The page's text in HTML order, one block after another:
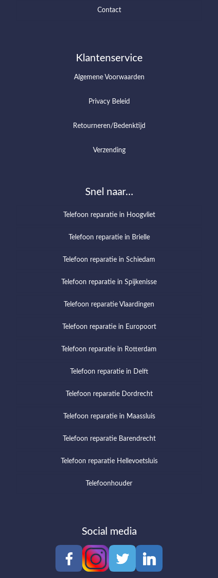
Contact
Klantenservice
Algemene Voorwaarden
Privacy Beleid
Retourneren/Bedenktijd
Verzending
Snel naar…
Telefoon reparatie in Hoogvliet
Telefoon reparatie in Brielle
Telefoon reparatie in Schiedam
Telefoon reparatie in Spijkenisse
Telefoon reparatie Vlaardingen
Telefoon reparatie in Europoort
Telefoon reparatie in Rotterdam
Telefoon reparatie in Delft
Telefoon reparatie Dordrecht
Telefoon reparatie in Maassluis
Telefoon reparatie Barendrecht
Telefoon reparatie Hellevoetsluis
Telefoonhouder
Social media